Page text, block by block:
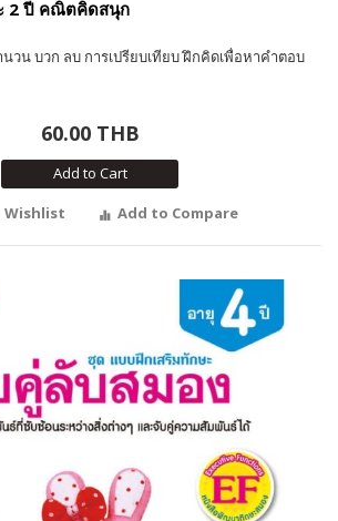
2 ปี คณิตคิดสนุก
วน บวก ลบ การเปรียบเทียบ ฝึกคิดเพื่อหาคำตอบ
60.00 THB
Add to Cart
Wishlist
Add to Compare